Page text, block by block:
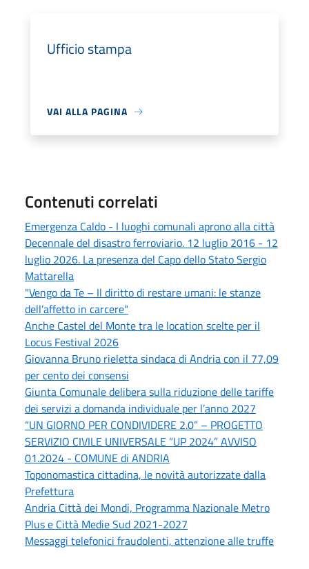
Ufficio stampa
VAI ALLA PAGINA
Contenuti correlati
Emergenza Caldo - I luoghi comunali aprono alla città
Decennale del disastro ferroviario. 12 luglio 2016 - 12
luglio 2026. La presenza del Capo dello Stato Sergio
Mattarella
"Vengo da Te – Il diritto di restare umani: le stanze
dell’affetto in carcere"
Anche Castel del Monte tra le location scelte per il
Locus Festival 2026
Giovanna Bruno rieletta sindaca di Andria con il 77,09
per cento dei consensi
Giunta Comunale delibera sulla riduzione delle tariffe
dei servizi a domanda individuale per l’anno 2027
“UN GIORNO PER CONDIVIDERE 2.0” – PROGETTO
SERVIZIO CIVILE UNIVERSALE “UP 2024” AVVISO
01.2024 - COMUNE di ANDRIA
Toponomastica cittadina, le novità autorizzate dalla
Prefettura
Andria Città dei Mondi, Programma Nazionale Metro
Plus e Città Medie Sud 2021-2027
Messaggi telefonici fraudolenti, attenzione alle truffe